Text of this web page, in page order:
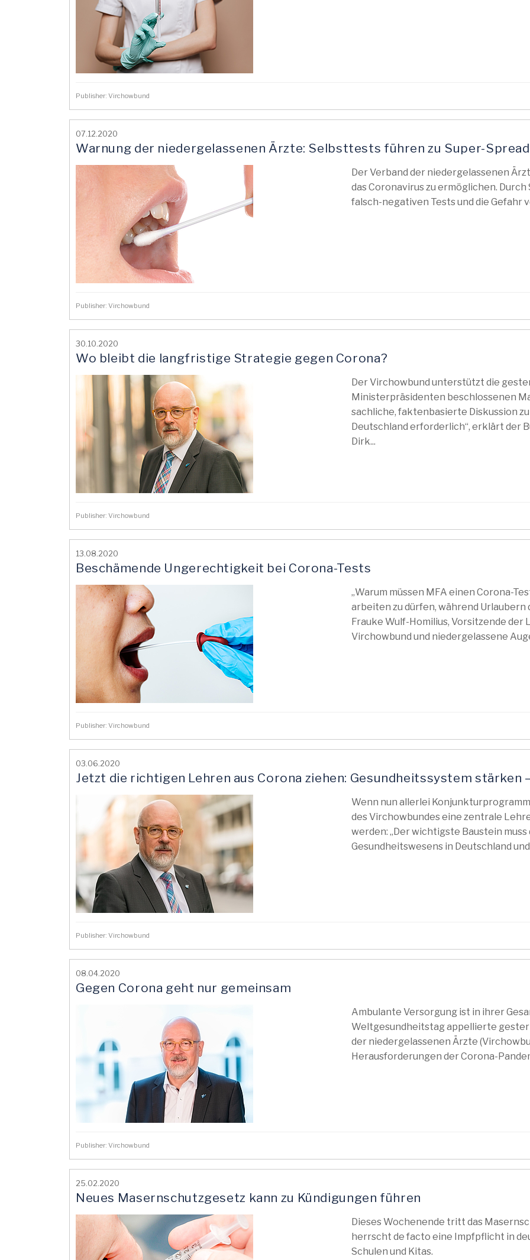
Publisher: Virchowbund
07.12.2020
Warnung der niedergelassenen Ärzte: Selbsttests führen zu Super-
Der Verband der niedergelassenen
das Coronavirus zu ermöglichen.
falsch-negativen Tests und die Gefahr
Publisher: Virchowbund
30.10.2020
Wo bleibt die langfristige Strategie gegen Corona?
Der Virchowbund unterstützt die
Ministerpräsidenten beschlossenen
sachliche, faktenbasierte Diskussion
Deutschland erforderlich“, erklärt der
Dirk...
Publisher: Virchowbund
13.08.2020
Beschämende Ungerechtigkeit bei Corona-Tests
„Warum müssen MFA einen Corona-
arbeiten zu dürfen, während Urlaubern
Frauke Wulf-Homilius, Vorsitzende
Virchowbund und niedergelassene
Publisher: Virchowbund
03.06.2020
Jetzt die richtigen Lehren aus Corona ziehen: Gesundheitssystem
Wenn nun allerlei
des Virchowbundes eine zentrale
werden: „Der wichtigste Baustein
Gesundheitswesens in Deutschland
Publisher: Virchowbund
08.04.2020
Gegen Corona geht nur gemeinsam
Ambulante Versorgung ist in ihrer
Weltgesundheitstag appellierte
der niedergelassenen Ärzte
Herausforderungen der Corona-
Publisher: Virchowbund
25.02.2020
Neues Masernschutzgesetz kann zu Kündigungen führen
Dieses Wochenende tritt das
herrscht de facto eine Impfpflicht in
Schulen und Kitas.